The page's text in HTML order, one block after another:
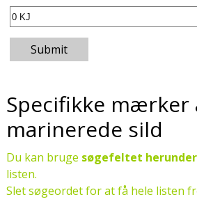
Submit
Specifikke mærker
marinerede sild
Du kan bruge søgefeltet herunder
listen.
Slet søgeordet for at få hele listen